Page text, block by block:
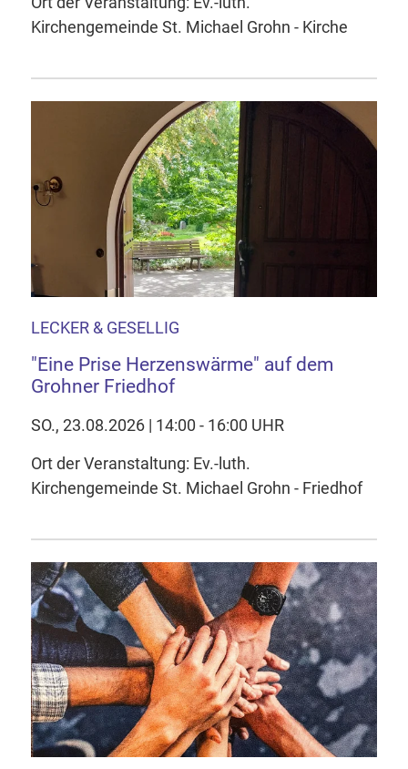
Kirchengemeinde St. Michael Grohn - Kirche
LECKER & GESELLIG
"Eine Prise Herzenswärme" auf dem
Grohner Friedhof
SO., 23.08.2026 | 14:00 - 16:00 UHR
Ort der Veranstaltung: Ev.-luth.
Kirchengemeinde St. Michael Grohn - Friedhof